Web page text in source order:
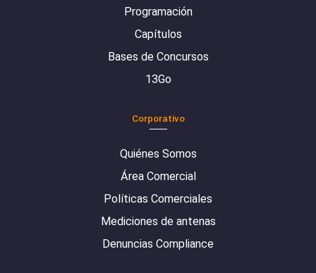
Programación
Capítulos
Bases de Concursos
13Go
Corporativo
Quiénes Somos
Área Comercial
Políticas Comerciales
Mediciones de antenas
Denuncias Compliance